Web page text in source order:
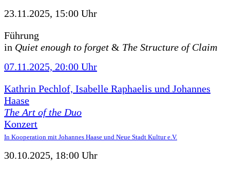
23.11.2025, 15:00 Uhr
Führung
in Quiet enough to forget & The Structure of Claim
07.11.2025, 20:00 Uhr
Kathrin Pechlof, Isabelle Raphaelis und Johannes
Haase
The Art of the Duo
Konzert
In Kooperation mit Johannes Haase und Neue Stadt Kultur e.V.
30.10.2025, 18:00 Uhr